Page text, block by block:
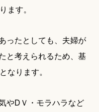
ます。
ったとしても、夫婦が
と考えられるため、基
なります。
やDＶ・モラハラなど